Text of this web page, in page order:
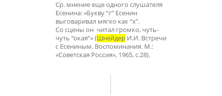
Ср. мнение еще одного слушателя
Есенина: «Букву “г” Есенин
выговаривал мягко как “х”.
Со сцены он читал громко, чуть-
чуть “окая”» (Шнейдер И.И. Встречи
с Есениным. Воспоминания. М.:
«Советская Россия», 1965, с.28).